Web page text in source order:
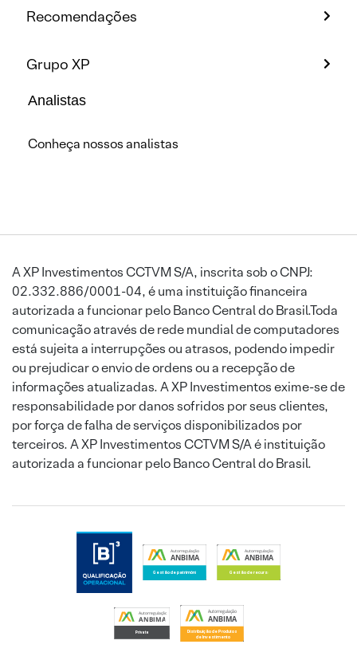
Recomendações
Grupo XP
Analistas
Conheça nossos analistas
A XP Investimentos CCTVM S/A, inscrita sob o CNPJ:
02.332.886/0001-04, é uma instituição financeira
autorizada a funcionar pelo Banco Central do Brasil.Toda
comunicação através de rede mundial de computadores
está sujeita a interrupções ou atrasos, podendo impedir
ou prejudicar o envio de ordens ou a recepção de
informações atualizadas. A XP Investimentos exime-se de
responsabilidade por danos sofridos por seus clientes,
por força de falha de serviços disponibilizados por
terceiros. A XP Investimentos CCTVM S/A é instituição
autorizada a funcionar pelo Banco Central do Brasil.